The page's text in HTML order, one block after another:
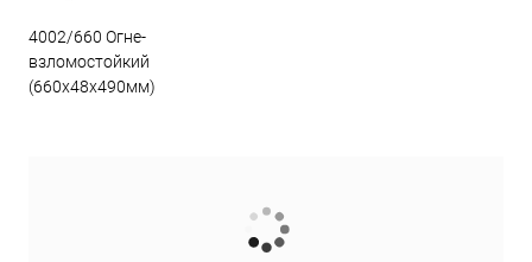
4002/660 Огне-
взломостойкий
(660х48х490мм)